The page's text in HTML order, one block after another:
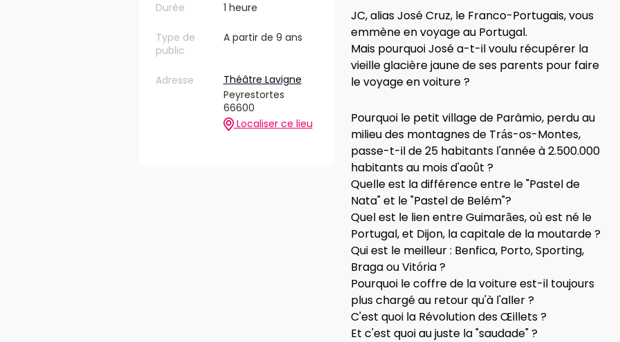
Durée 1 heure
Type de
public
A partir de 9 ans
Adresse
Théâtre Lavigne
Peyrestortes
66600
Localiser ce lieu
JC, alias José Cruz, le Franco-Portugais, vous
emmène en voyage au Portugal.
Mais pourquoi José a-t-il voulu récupérer la
vieille glacière jaune de ses parents pour faire
le voyage en voiture ?
Pourquoi le petit village de Parâmio, perdu au
milieu des montagnes de Trás-os-Montes,
passe-t-il de 25 habitants l'année à 2.500.000
habitants au mois d'août ?
Quelle est la différence entre le "Pastel de
Nata" et le "Pastel de Belém"?
Quel est le lien entre Guimarães, où est né le
Portugal, et Dijon, la capitale de la moutarde ?
Qui est le meilleur : Benfica, Porto, Sporting,
Braga ou Vitória ?
Pourquoi le coffre de la voiture est-il toujours
plus chargé au retour qu'à l'aller ?
C'est quoi la Révolution des Œillets ?
Et c'est quoi au juste la "saudade" ?